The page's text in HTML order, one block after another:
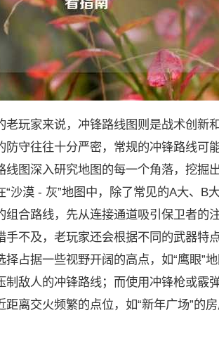
老玩家来说，冲锋路线图则是战术创新
防守往往十分严密，常规的冲锋路线可
线图深入研究地图的每一个角落，挖掘
“沙漠 - 灰”地图中，除了常见的A大、B
组合路线，先从连接通道吸引保卫者的
手不及，老玩家还会根据不同的武器特
择占据一些视野开阔的高点，如“鹰眼”
制敌人的冲锋路线；而使用冲锋枪或霰
距离交火频繁的点位，如“新年广场”的